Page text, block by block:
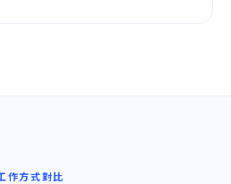
作方式對比